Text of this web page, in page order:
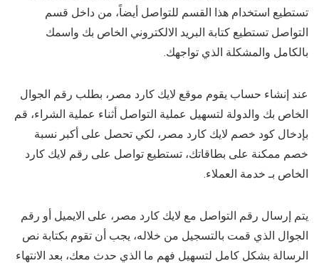
تستطيع استخدام هذا القسم للتواصل أيضاً، من داخل قسم
التواصل تستطيع كتابة البريد الالكتروني الخاص بك واسمك
بالكامل والمشكلة الذي تواجهك.
عند إنشاء حساب يقوم موقع لايك كارد مصر، بطلب رقم الجوال
الخاص بك والدولة لتسهيل عملية التواصل أثناء عملية الشراء، قم
بإدخال كود خصم لايك كارد مصر، لكي تحصل على أكبر نسبة
خصم ممكنة على بطاقاتك، تستطيع تواصل على رقم لايك كارد
الخاص بـ خدمة العملاء.
يتم إرسال رقم التواصل مع لايك كارد مصر، على الايميل أو رقم
الجوال الذي قمت بالتسجيل من خلاله، يجب أن تقوم بكتابة نص
الرسالة بشكل كامل لتسهيل فهم ما الذي حدث معك، بعد الانتهاء